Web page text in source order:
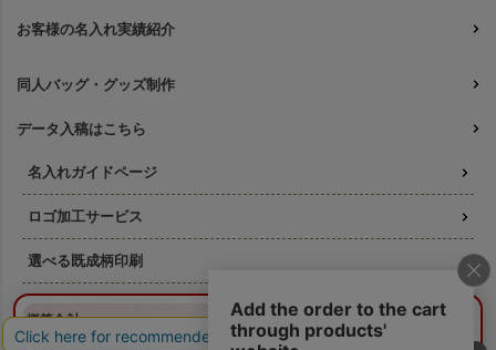
概算合計 ¥0 閉じる
お客様の名入れ実績紹介
同人バッグ・グッズ制作
データ入稿はこちら
名入れガイドページ
ロゴ加工サービス
選べる既成柄印刷